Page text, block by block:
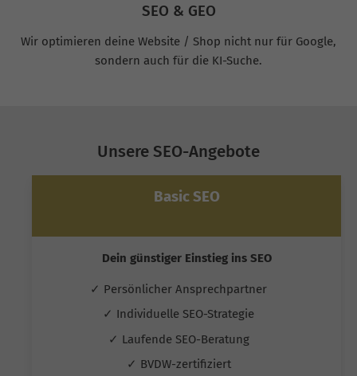
SEO & GEO
Wir optimieren deine Website / Shop nicht nur für Google,
sondern auch für die KI-Suche.
Unsere SEO-Angebote
Basic SEO
Dein günstiger Einstieg ins SEO
✓ Persönlicher Ansprechpartner
✓ Individuelle SEO-Strategie
✓ Laufende SEO-Beratung
✓ BVDW-zertifiziert